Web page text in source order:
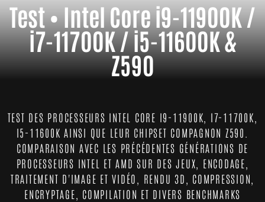
Test • Intel Core i9-11900K /
i7-11700K / i5-11600K &
Z590
TEST DES PROCESSEURS INTEL CORE I9-11900K, I7-11700K,
I5-11600K AINSI QUE LEUR CHIPSET COMPAGNON Z590.
COMPARAISON AVEC LES PRÉCÉDENTES GÉNÉRATIONS DE
PROCESSEURS INTEL ET AMD SUR DES JEUX, ENCODAGE,
TRAITEMENT D'IMAGE ET VIDÉO, RENDU 3D, COMPRESSION,
ENCRYPTAGE, COMPILATION ET DIVERS BENCHMARKS